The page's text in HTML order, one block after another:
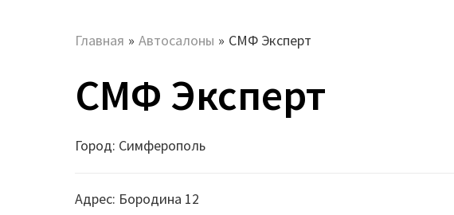
Главная » Автосалоны » СМФ Эксперт
СМФ Эксперт
Город: Симферополь
Адрес: Бородина 12